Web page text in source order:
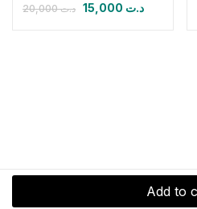
Add to
د.ت20,000 د.ت